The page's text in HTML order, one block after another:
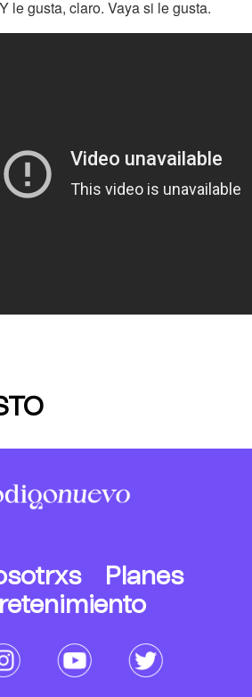
le gusta, claro. Vaya si le gusta.
Planes